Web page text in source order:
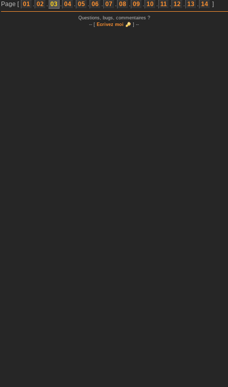
Page [ 01 . 02 . 03 . 04 . 05 . 06 . 07 . 08 . 09 . 10 . 11 . 12 . 13 . 14 ]
Questions, bugs, commentaires ?
-- [ Ecrivez moi ] --